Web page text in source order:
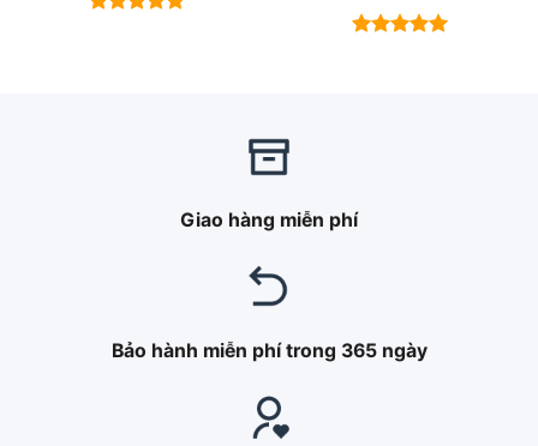
Giao hàng miễn phí
Bảo hành miễn phí trong 365 ngày